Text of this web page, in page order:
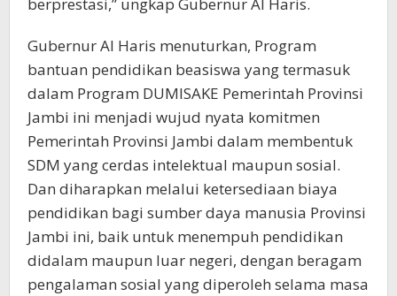
berprestasi,” ungkap Gubernur Al Haris.
Gubernur Al Haris menuturkan, Program
bantuan pendidikan beasiswa yang termasuk
dalam Program DUMISAKE Pemerintah Provinsi
Jambi ini menjadi wujud nyata komitmen
Pemerintah Provinsi Jambi dalam membentuk
SDM yang cerdas intelektual maupun sosial.
Dan diharapkan melalui ketersediaan biaya
pendidikan bagi sumber daya manusia Provinsi
Jambi ini, baik untuk menempuh pendidikan
didalam maupun luar negeri, dengan beragam
pengalaman sosial yang diperoleh selama masa